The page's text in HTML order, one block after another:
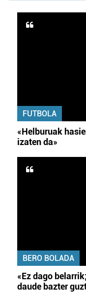
FUTBOLA
«Helburuak
izaten da»
BERO BOLADA
«Ez dago
daude bazter